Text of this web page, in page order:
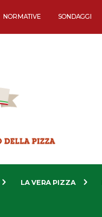
NORMATIVE SONDAGGI
LA VERA PIZZA